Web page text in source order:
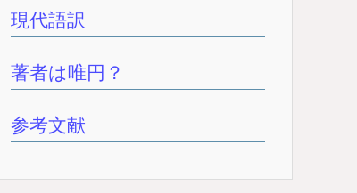
現代語訳
著者は唯円？
参考文献